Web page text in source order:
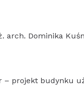
arch. Dominika
– projekt budynku